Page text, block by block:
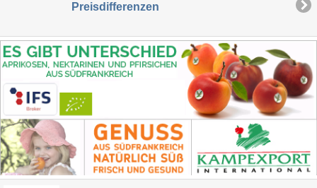
Preisdifferenzen